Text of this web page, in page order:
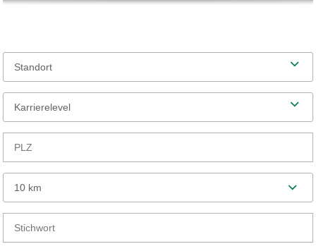
Standort
Karrierelevel
10 km